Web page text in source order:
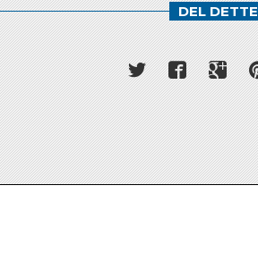
DEL DETTE